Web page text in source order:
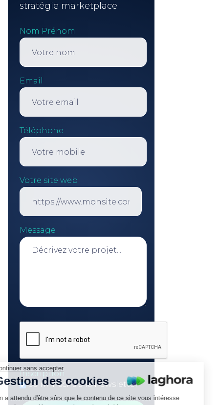
Continuer sans accepter
Gestion des cookies
On a attendu d'être sûrs que le contenu de ce site vous intéresse
stratégie marketplace
Nom Prénom
Email
Téléphone
Votre site web
Message
Inscription
Je m'inscris à la newsletter